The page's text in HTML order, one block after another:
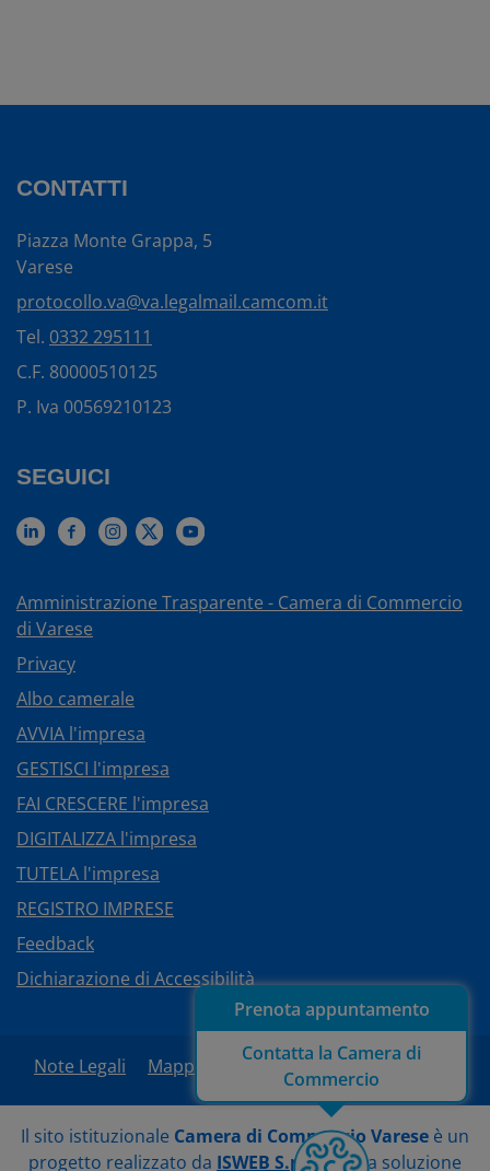
Prenota appuntamento
Contatta la Camera di
Commercio
CONTATTI
Piazza Monte Grappa, 5
Varese
protocollo.va@va.legalmail.camcom.it
Tel. 0332 295111
C.F. 80000510125
P. Iva 00569210123
SEGUICI
Amministrazione Trasparente - Camera di Commercio
di Varese
Privacy
Albo camerale
AVVIA l'impresa
GESTISCI l'impresa
FAI CRESCERE l'impresa
DIGITALIZZA l'impresa
TUTELA l'impresa
REGISTRO IMPRESE
Feedback
Dichiarazione di Accessibilità
Note Legali Mappa del sito Area Riservata
Il sito istituzionale Camera di Commercio Varese è un
progetto realizzato da ISWEB S.p.A.con la soluzione